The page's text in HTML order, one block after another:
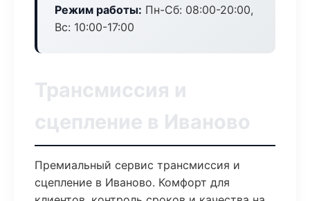
Режим работы: Пн-Сб: 08:00-20:00,
Вс: 10:00-17:00
Трансмиссия и
сцепление в Иваново
Премиальный сервис трансмиссия и
сцепление в Иваново. Комфорт для